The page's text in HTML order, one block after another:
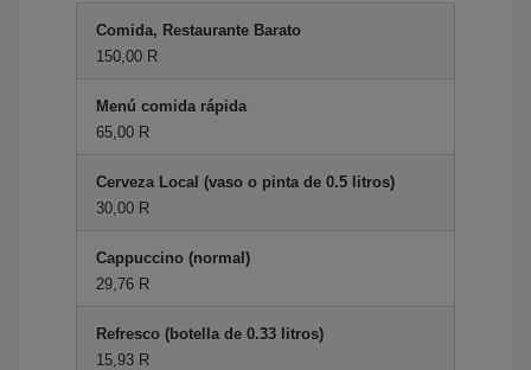
Comida, Restaurante Barato
150,00 R
Menú comida rápida
65,00 R
Cerveza Local (vaso o pinta de 0.5 litros)
30,00 R
Cappuccino (normal)
29,76 R
Refresco (botella de 0.33 litros)
15,93 R